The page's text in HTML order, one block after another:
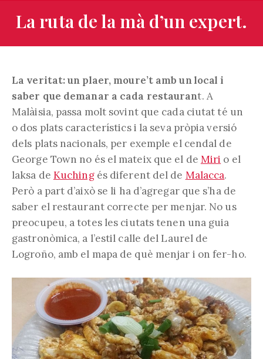
La ruta de la mà d’un expert.
La veritat: un plaer, moure’t amb un local i
saber que demanar a cada restaurant. A
Malàisia, passa molt sovint que cada ciutat té un
o dos plats característics i la seva pròpia versió
dels plats nacionals, per exemple el cendal de
George Town no és el mateix que el de Miri o el
laksa de Kuchingés diferent del de Malacca.
Però a part d’això se li ha d’agregar que s’ha de
saber el restaurant correcte per menjar. No us
preocupeu, a totes les ciutats tenen una guia
gastronòmica, a l’estil calle del Laurel de
Logroño, amb el mapa de què menjar i on fer-ho.